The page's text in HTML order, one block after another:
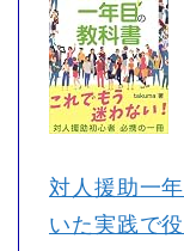
対人援助一
いた実践で